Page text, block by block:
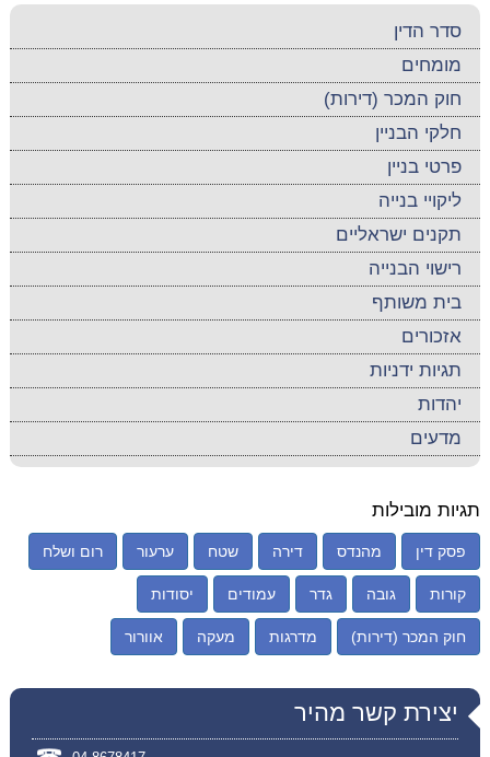
סדר הדין
מומחים
חוק המכר (דירות)
חלקי הבניין
פרטי בניין
ליקויי בנייה
תקנים ישראליים
רישוי הבנייה
בית משותף
אזכורים
תגיות ידניות
יהדות
מדעים
תגיות מובילות
פסק דין מהנדס דירה שטח ערעור רום ושלח
קורות גובה גדר עמודים יסודות
חוק המכר (דירות) מדרגות מעקה אוורור
יצירת קשר מהיר